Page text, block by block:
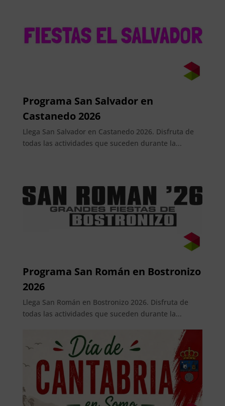
Programa San Salvador en
Castanedo 2026
Llega San Salvador en Castanedo 2026. Disfruta de
todas las actividades que suceden durante la...
Programa San Román en Bostronizo
2026
Llega San Román en Bostronizo 2026. Disfruta de
todas las actividades que suceden durante la...